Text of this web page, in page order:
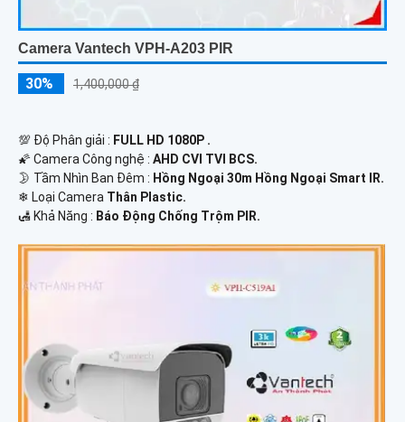
Camera Vantech VPH-A203 PIR
30% 1,400,000 ₫
💯 Độ Phân giải : FULL HD 1080P .
🌠 Camera Công nghệ : AHD CVI TVI BCS.
🌛 Tầm Nhìn Ban Đêm : Hồng Ngoại 30m Hồng Ngoại Smart IR.
❄ Loại Camera Thân Plastic.
️🛃 Khả Năng : Báo Động Chống Trộm PIR.